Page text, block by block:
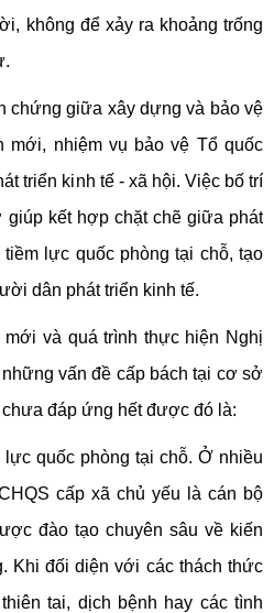
không để xảy ra khoảng trống
chứng giữa xây dựng và bảo vệ
mới, nhiệm vụ bảo vệ Tổ quốc
triển kinh tế - xã hội. Việc bố trí
kết hợp chặt chẽ giữa phát
lực quốc phòng tại chỗ, tạo
dân phát triển kinh tế.
và quá trình thực hiện Nghị
vấn đề cấp bách tại cơ sở
đáp ứng hết được đó là:
lực quốc phòng tại chỗ. Ở nhiều
cấp xã chủ yếu là cán bộ
đào tạo chuyên sâu về kiến
Khi đối diện với các thách thức
tai, dịch bệnh hay các tình